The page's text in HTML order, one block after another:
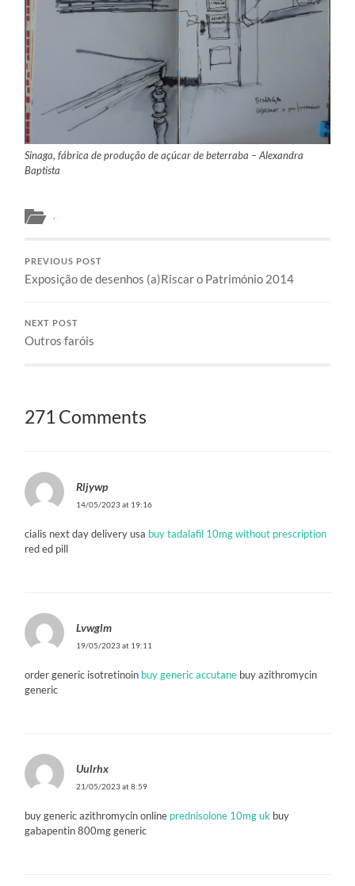
Sinaga, fábrica de produção de açúcar de beterraba – Alexandra
Baptista
.
PREVIOUS POST
Exposição de desenhos (a)Riscar o Património 2014
NEXT POST
Outros faróis
271 Comments
Rljywp
14/05/2023 at 19:16
cialis next day delivery usa buy tadalafil 10mg without prescription
red ed pill
Lvwglm
19/05/2023 at 19:11
order generic isotretinoin buy generic accutane buy azithromycin
generic
Uulrhx
21/05/2023 at 8:59
buy generic azithromycin online prednisolone 10mg uk buy
gabapentin 800mg generic